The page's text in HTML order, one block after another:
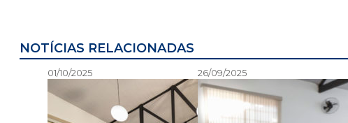
NOTÍCIAS RELACIONADAS
01/10/2025 26/09/2025